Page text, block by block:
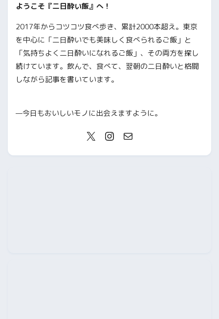
ようこそ『二日酔い飯』へ！
2017年からコツコツ食べ歩き、累計2000本超え。東京
を中心に「二日酔いでも美味しく食べられるご飯」と
「気持ちよく二日酔いになれるご飯」、その両方を探し
続けています。飲んで、食べて、翌朝の二日酔いと格闘
しながら記事を書いています。
—今日もおいしいモノに出会えますように。